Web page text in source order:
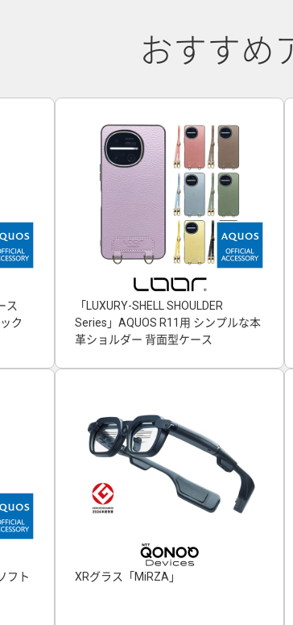
おすすめ
ス
ク
「LUXURY-SHELL SHOULDER
Series」AQUOS R11用 シンプルな本
革ショルダー 背面型ケース
フト
XRグラス「MiRZA」